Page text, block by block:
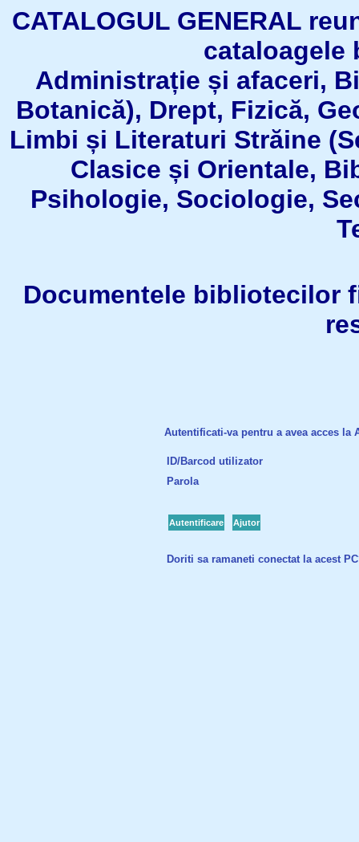
CATALOGUL GENERAL
Administrație și afaceri,
Botanică), Drept, Fizică,
Limbi și Literaturi Străine
Clasice și Orientale,
Psihologie, Sociologie,
Documentele bibliotecilor
Autentificati-va pentru a avea acces
ID/Barcod utilizator
Parola
Autentificare Ajutor
Doriti sa ramaneti conectat la acest